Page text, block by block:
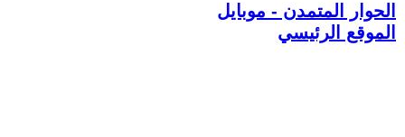
الحوار المتمدن - موبايل
الموقع الرئيسي